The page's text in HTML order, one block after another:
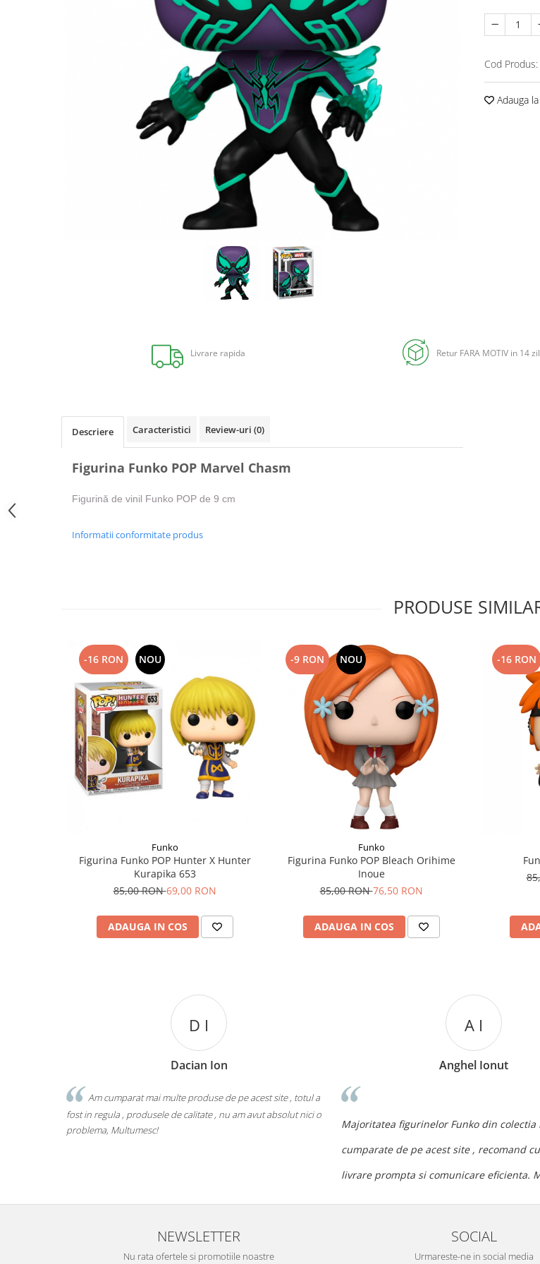
Cod Produs:
Adauga
Livrare rapida Retur FARA MOTIV in 14
Descriere Caracteristici Review-uri (0)
Figurina Funko POP Marvel Chasm
Figurină de vinil Funko POP de 9 cm
Informatii conformitate produs
PRODUSE
-16 RON NOU
Funko
Figurina Funko POP Hunter X Hunter
Kurapika 653
85,00 RON69,00 RON
ADAUGA IN COS
-9 RON NOU
Funko
Figurina Funko POP Bleach Orihime
Inoue
85,00 RON76,50 RON
ADAUGA IN COS
-16 RON
D I
Dacian Ion
Am cumparat mai multe produse de pe acest site , totul a
fost in regula , produsele de calitate , nu am avut absolut nici o
problema, Multumesc!
A I
Anghel Ionut
Majoritatea figurinelor Funko din colectia
cumparate de pe acest site , recomand
livrare prompta si comunicare eficienta.
NEWSLETTER
Nu rata ofertele si promotiile noastre
SOCIAL
Urmareste-ne in social media